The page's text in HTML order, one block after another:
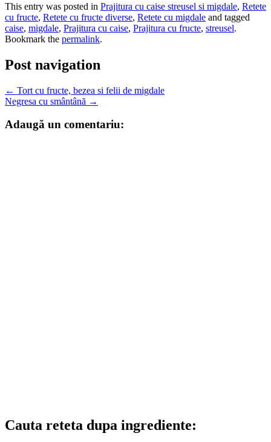
This entry was posted in Prajitura cu caise streusel si migdale, Retete
cu fructe, Retete cu fructe diverse, Retete cu migdale and tagged
caise, migdale, Prajitura cu caise, Prajitura cu fructe, streusel.
Bookmark the permalink.
Post navigation
← Tort cu fructe, bezea si felii de migdale
Negresa cu smântână →
Adaugă un comentariu:
Cauta reteta dupa ingrediente: